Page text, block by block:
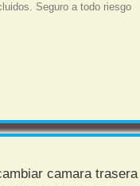
Seguro a todo riesgo
camara trasera